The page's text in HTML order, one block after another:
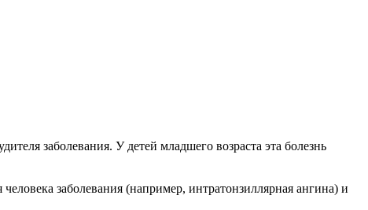
заболевания. У детей младшего возраста эта болезнь
заболевания (например, интратонзиллярная ангина) и